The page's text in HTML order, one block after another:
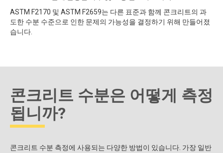
ASTM F2170 및 ASTM F2659는 다른 표준과 함께 콘크리트의 과
도한 수분 수준으로 인한 문제의 가능성을 결정하기 위해 만들어졌
습니다.
콘크리트 수분은 어떻게 측정
됩니까?
콘크리트 수분 측정에 사용되는 다양한 방법이 있습니다. 가장 일반